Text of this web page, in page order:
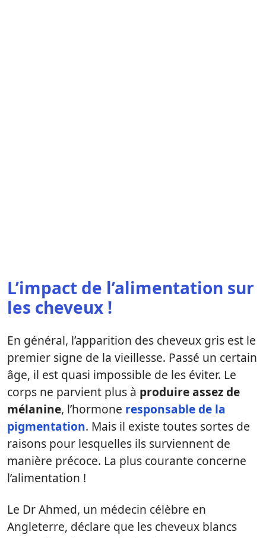
L’impact de l’alimentation sur
les cheveux !
En général, l’apparition des cheveux gris est le
premier signe de la vieillesse. Passé un certain
âge, il est quasi impossible de les éviter. Le
corps ne parvient plus à produire assez de
mélanine, l’hormone responsable de la
pigmentation. Mais il existe toutes sortes de
raisons pour lesquelles ils surviennent de
manière précoce. La plus courante concerne
l’alimentation !
Le Dr Ahmed, un médecin célèbre en
Angleterre, déclare que les cheveux blancs